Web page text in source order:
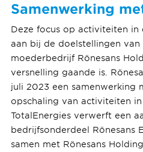
Samenwerking
Deze focus op activiteiten in
aan bij de doelstellingen van
moederbedrijf Rönesans
versnelling gaande is.
juli 2023 een samenwerking
opschaling van activiteiten in
TotalEnergies verwerft een
bedrijfsonderdeel Rönesans
samen met Rönesans